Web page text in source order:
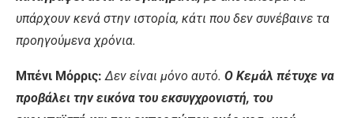
υπάρχουν κενά στην ιστορία, κάτι που δεν συνέβαινε τα
προηγούμενα χρόνια.
Μπένι Μόρρις:Δεν είναι μόνο αυτό. Ο Κεμάλ πέτυχε να
προβάλει την εικόνα του εκσυγχρονιστή, του